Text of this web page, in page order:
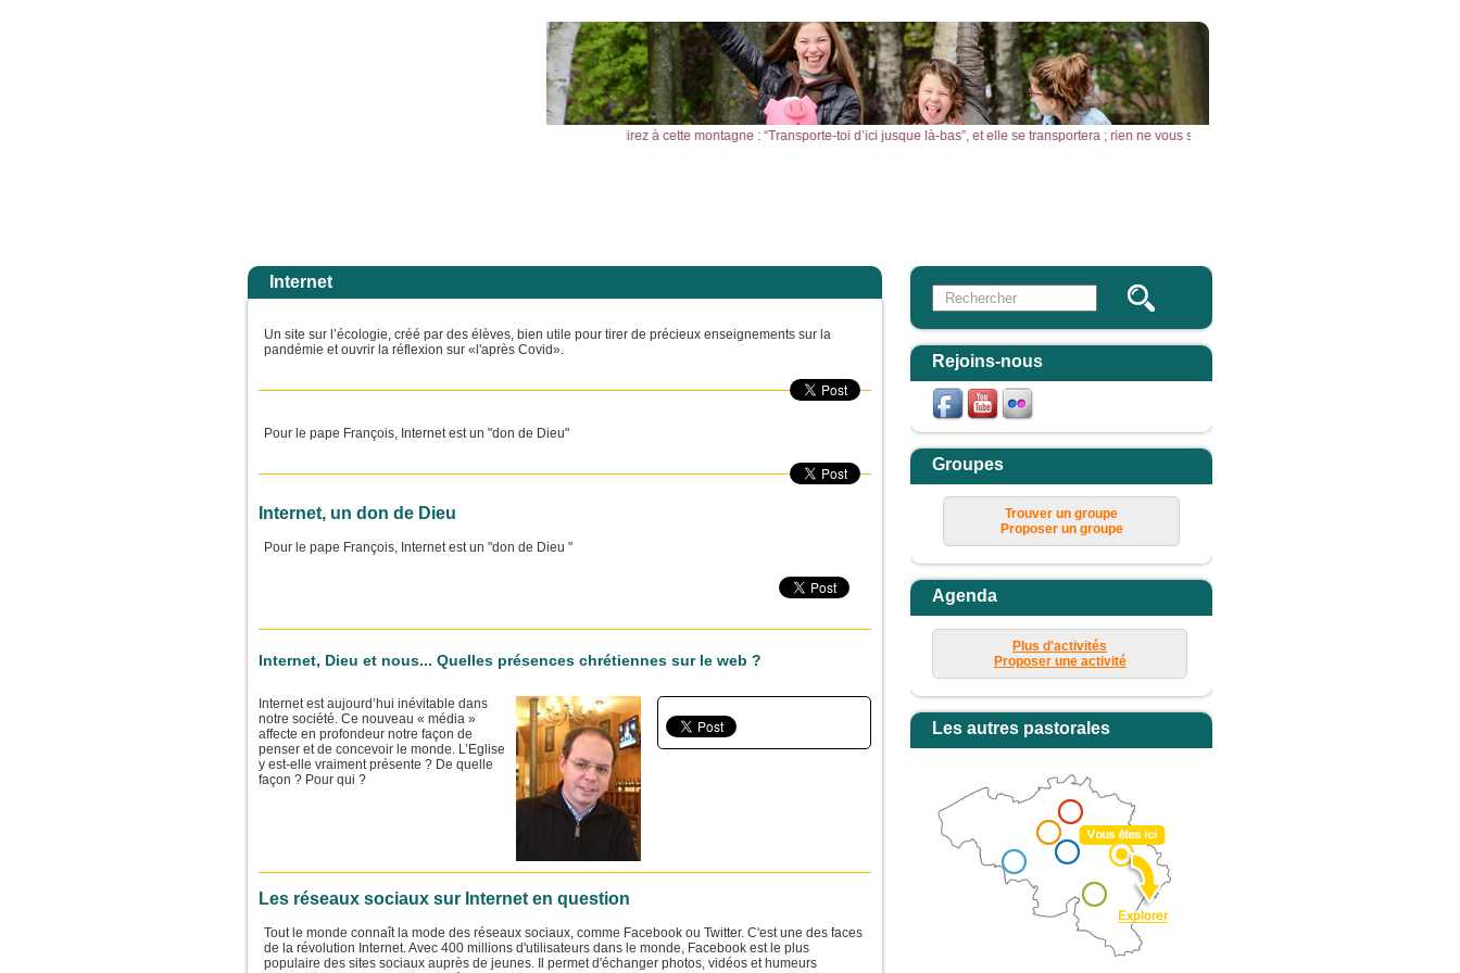
de foi. Amen, je vous le dis : si vous avez de la foi gros comme une graine de moutarde, vous direz à cette montagne : “Transporte-toi d’ici jusque là-bas”, et elle se transportera ; rien ne vous sera impossible. » – Acclamons la
Internet
Un site sur l’écologie, créé par des élèves, bien utile pour tirer de précieux enseignements sur la
pandémie et ouvrir la réflexion sur «l'après Covid».
Pour le pape François, Internet est un "don de Dieu"
Internet, un don de Dieu
Pour le pape François, Internet est un "don de Dieu "
Internet, Dieu et nous... Quelles présences chrétiennes sur le web ?
Internet est aujourd’hui inévitable dans
notre société. Ce nouveau « média »
affecte en profondeur notre façon de
penser et de concevoir le monde. L’Eglise
y est-elle vraiment présente ? De quelle
façon ? Pour qui ?
Les réseaux sociaux sur Internet en question
Tout le monde connaît la mode des réseaux sociaux, comme Facebook ou Twitter. C'est une des faces
de la révolution Internet. Avec 400 millions d'utilisateurs dans le monde, Facebook est le plus
populaire des sites sociaux auprès de jeunes. Il permet d'échanger photos, vidéos et humeurs
Formulaire de recherche
Rejoins-nous
Groupes
Trouver un groupe
Proposer un groupe
Agenda
Plus d'activités
Proposer une activité
Les autres pastorales